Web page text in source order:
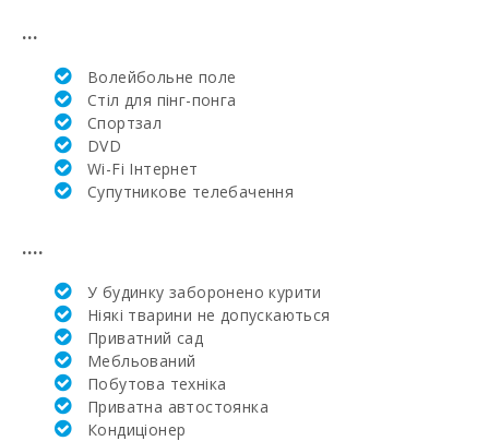
базар у
(неділя) (км):
Щотижневий
базар в Montuiri
Щотижневий
неділя) (км):
Щотижневий
базар у
Манакор
(понеділок) (км):
Супермаркет -
Меркадона (км):
...
Волейбольне поле
Стіл для пінг-понга
Спортзал
DVD
Wi-Fi Інтернет
Супутникове телебачення
....
У будинку заборонено курити
Ніякі тварини не допускаються
Приватний сад
Мебльований
Побутова техніка
Приватна автостоянка
Кондиціонер